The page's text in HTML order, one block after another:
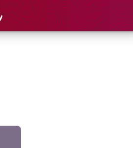
Rechercher un
Panier